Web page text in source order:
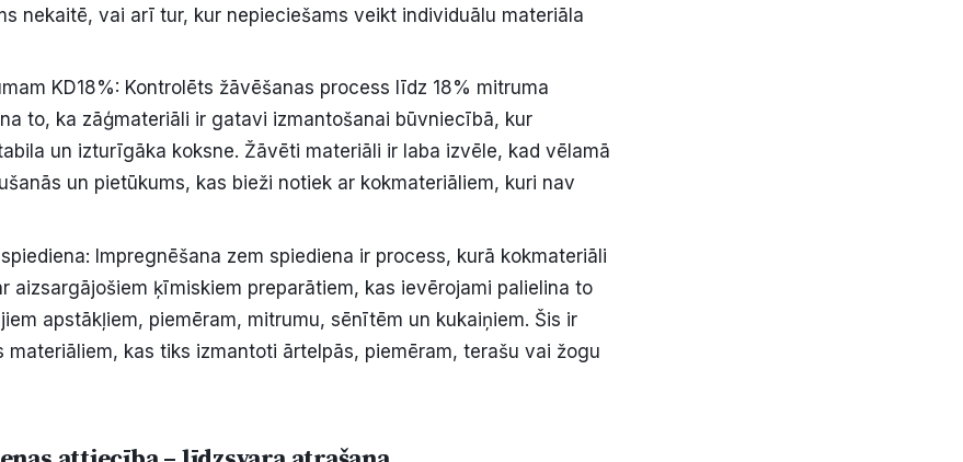
nekaitē, vai arī tur, kur nepieciešams veikt individuālu materiāla
KD18%: Kontrolēts žāvēšanas process līdz 18% mitruma
to, ka zāģmateriāli ir gatavi izmantošanai būvniecībā, kur
un izturīgāka koksne. Žāvēti materiāli ir laba izvēle, kad vēlamā
un pietūkums, kas bieži notiek ar kokmateriāliem, kuri nav
Impregnēšana zem spiediena ir process, kurā kokmateriāli
aizsargājošiem ķīmiskiem preparātiem, kas ievērojami palielina to
apstākļiem, piemēram, mitrumu, sēnītēm un kukaiņiem. Šis ir
materiāliem, kas tiks izmantoti ārtelpās, piemēram, terašu vai žogu